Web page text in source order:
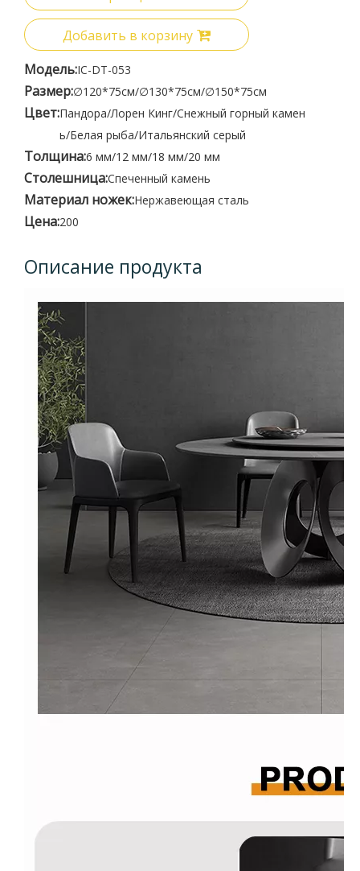
Добавить в корзину
Модель:IC-DT-053
Размер:∅120*75см/∅130*75см/∅150*75см
Цвет:Пандора/Лорен Кинг/Снежный горный камен
ь/Белая рыба/Итальянский серый
Толщина:6 мм/12 мм/18 мм/20 мм
Столешница:Спеченный камень
Материал ножек:Нержавеющая сталь
Цена:200
Описание продукта